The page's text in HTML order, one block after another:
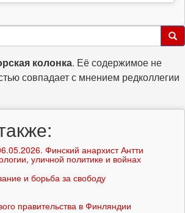
колонка. Её содержимое не
совпадает с мнением редколлегии
Финский анархист Антти
уличной политике и войнах
и борьба за свободу
правительства в Финляндии